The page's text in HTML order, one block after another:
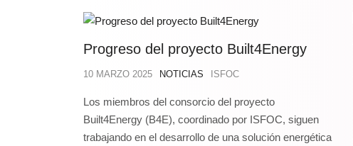
Progreso del proyecto Built4Energy
10 MARZO 2025 NOTICIAS ISFOC
Los miembros del consorcio del proyecto
Built4Energy (B4E), coordinado por ISFOC, siguen
trabajando en el desarrollo de una solución energética